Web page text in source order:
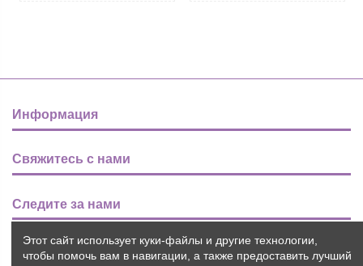
Информация
Свяжитесь с нами
Следите за нами
Новости
Этот сайт использует куки-файлы и другие технологии,
чтобы помочь вам в навигации, а также предоставить лучший